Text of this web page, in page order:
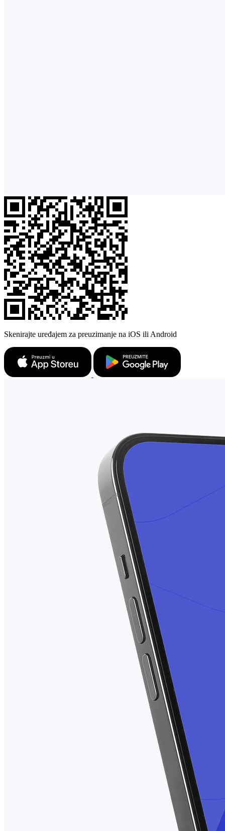
Skenirajte uređajem za preuzimanje na iOS ili Android